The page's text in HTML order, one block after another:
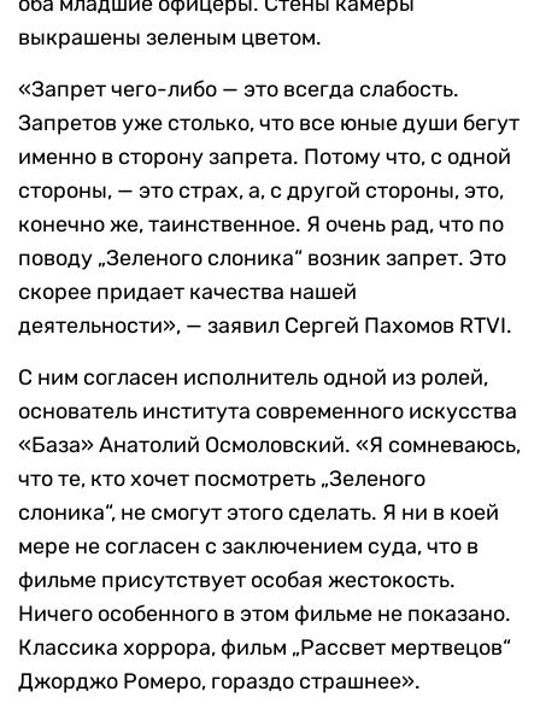
выкрашены зеленым цветом.
«Запрет чего-либо — это всегда слабость.
Запретов уже столько, что все юные души бегут
именно в сторону запрета. Потому что, с одной
стороны, — это страх, а, с другой стороны, это,
конечно же, таинственное. Я очень рад, что по
поводу „Зеленого слоника“ возник запрет. Это
скорее придает качества нашей
деятельности», — заявил Сергей Пахомов RTVI.
С ним согласен исполнитель одной из ролей,
основатель института современного искусства
«База» Анатолий Осмоловский. «Я сомневаюсь,
что те, кто хочет посмотреть „Зеленого
слоника“, не смогут этого сделать. Я ни в коей
мере не согласен с заключением суда, что в
фильме присутствует особая жестокость.
Ничего особенного в этом фильме не показано.
Классика хоррора, фильм „Рассвет мертвецов“
Джорджо Ромеро, гораздо страшнее».